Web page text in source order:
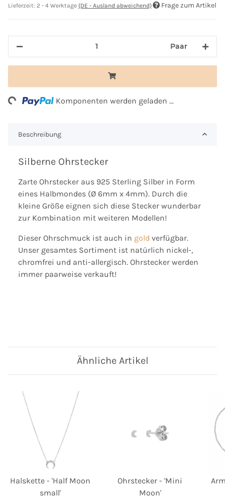
Lieferzeit: 2 - 4 Werktage (DE - Ausland abweichend) Frage zum Artikel
Paar
Komponenten werden geladen ...
Beschreibung
Silberne Ohrstecker
Zarte Ohrstecker aus 925 Sterling Silber in Form
eines Halbmondes (Ø 6mm x 4mm). Durch die
kleine Größe eignen sich diese Stecker wunderbar
zur Kombination mit weiteren Modellen!
Dieser Ohrschmuck ist auch in gold verfügbar.
Unser gesamtes Sortiment ist natürlich nickel-,
chromfrei und anti-allergisch. Ohrstecker werden
immer paarweise verkauft!
Ähnliche Artikel
Halskette - 'Half Moon
small'
Ohrstecker - 'Mini
Moon'